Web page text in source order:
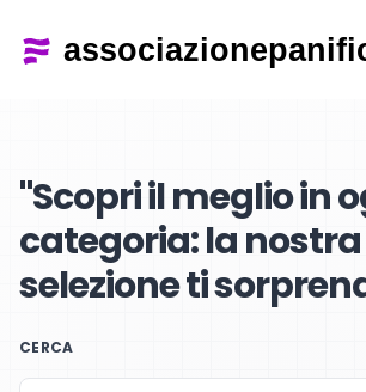
"Scopri il meglio in
categoria: la nostra
selezione ti
CERCA